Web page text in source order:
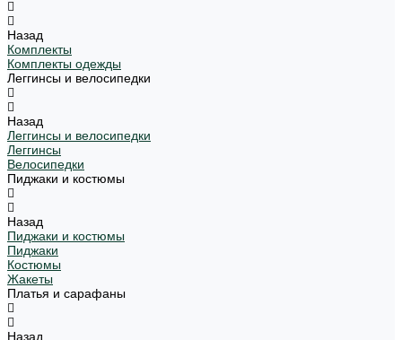
Назад
Комплекты
Комплекты одежды
Леггинсы и велосипедки
Назад
Леггинсы и велосипедки
Леггинсы
Велосипедки
Пиджаки и костюмы
Назад
Пиджаки и костюмы
Пиджаки
Костюмы
Жакеты
Платья и сарафаны
Назад